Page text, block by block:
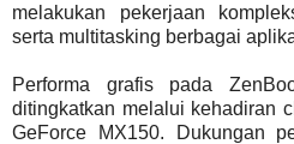
melakukan pekerjaan
serta multitasking berbagai
Performa grafis pada
ditingkatkan melalui kehadiran
GeForce MX150. Dukungan